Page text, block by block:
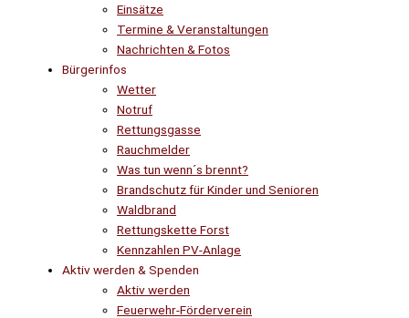
Einsätze
Termine & Veranstaltungen
Nachrichten & Fotos
Bürgerinfos
Wetter
Notruf
Rettungsgasse
Rauchmelder
Was tun wenn´s brennt?
Brandschutz für Kinder und Senioren
Waldbrand
Rettungskette Forst
Kennzahlen PV-Anlage
Aktiv werden & Spenden
Aktiv werden
Feuerwehr-Förderverein